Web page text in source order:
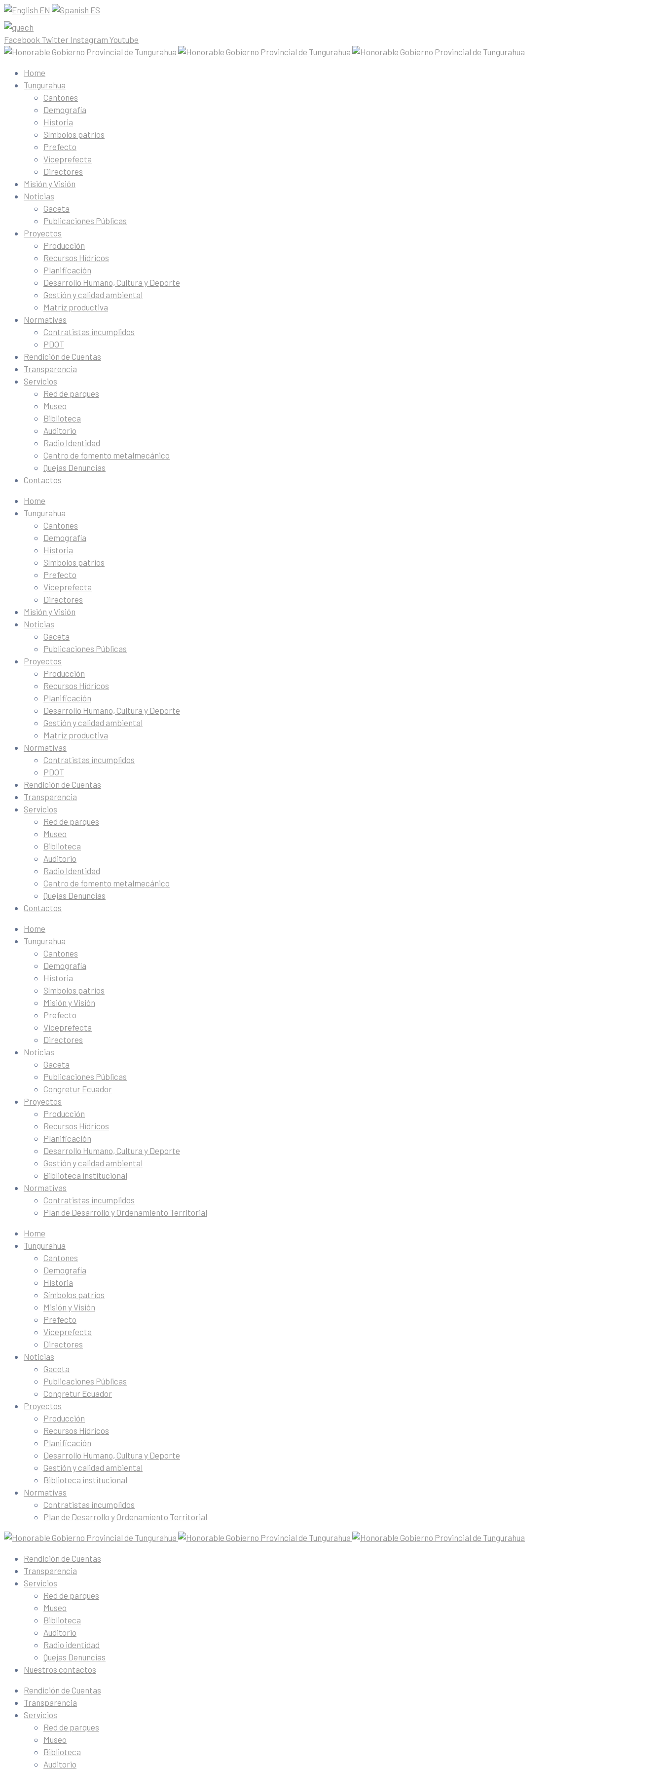
EN ES
Facebook Twitter Instagram Youtube
Home
Tungurahua
Cantones
Demografía
Historia
Símbolos patrios
Prefecto
Viceprefecta
Directores
Misión y Visión
Noticias
Gaceta
Publicaciones Públicas
Proyectos
Producción
Recursos Hídricos
Planificación
Desarrollo Humano, Cultura y Deporte
Gestión y calidad ambiental
Matriz productiva
Normativas
Contratistas incumplidos
PDOT
Rendición de Cuentas
Transparencia
Servicios
Red de parques
Museo
Biblioteca
Auditorio
Radio Identidad
Centro de fomento metalmecánico
Quejas Denuncias
Contactos
Home
Tungurahua
Cantones
Demografía
Historia
Símbolos patrios
Prefecto
Viceprefecta
Directores
Misión y Visión
Noticias
Gaceta
Publicaciones Públicas
Proyectos
Producción
Recursos Hídricos
Planificación
Desarrollo Humano, Cultura y Deporte
Gestión y calidad ambiental
Matriz productiva
Normativas
Contratistas incumplidos
PDOT
Rendición de Cuentas
Transparencia
Servicios
Red de parques
Museo
Biblioteca
Auditorio
Radio Identidad
Centro de fomento metalmecánico
Quejas Denuncias
Contactos
Home
Tungurahua
Cantones
Demografía
Historia
Símbolos patrios
Misión y Visión
Prefecto
Viceprefecta
Directores
Noticias
Gaceta
Publicaciones Públicas
Congretur Ecuador
Proyectos
Producción
Recursos Hídricos
Planificación
Desarrollo Humano, Cultura y Deporte
Gestión y calidad ambiental
Biblioteca institucional
Normativas
Contratistas incumplidos
Plan de Desarrollo y Ordenamiento Territorial
Home
Tungurahua
Cantones
Demografía
Historia
Símbolos patrios
Misión y Visión
Prefecto
Viceprefecta
Directores
Noticias
Gaceta
Publicaciones Públicas
Congretur Ecuador
Proyectos
Producción
Recursos Hídricos
Planificación
Desarrollo Humano, Cultura y Deporte
Gestión y calidad ambiental
Biblioteca institucional
Normativas
Contratistas incumplidos
Plan de Desarrollo y Ordenamiento Territorial
Rendición de Cuentas
Transparencia
Servicios
Red de parques
Museo
Biblioteca
Auditorio
Radio identidad
Quejas Denuncias
Nuestros contactos
Rendición de Cuentas
Transparencia
Servicios
Red de parques
Museo
Biblioteca
Auditorio